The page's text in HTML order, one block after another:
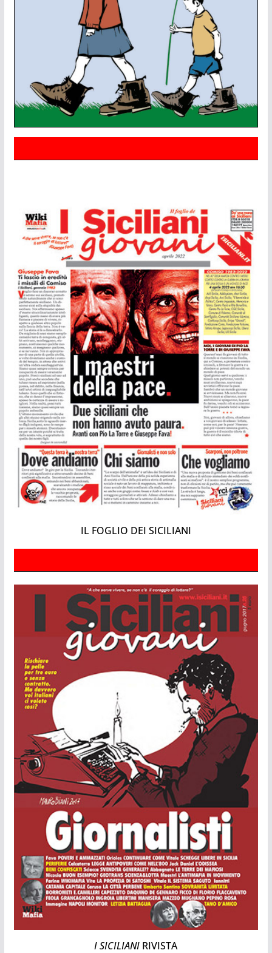
IL FOGLIO DEI SICILIANI
I SICILIANI RIVISTA